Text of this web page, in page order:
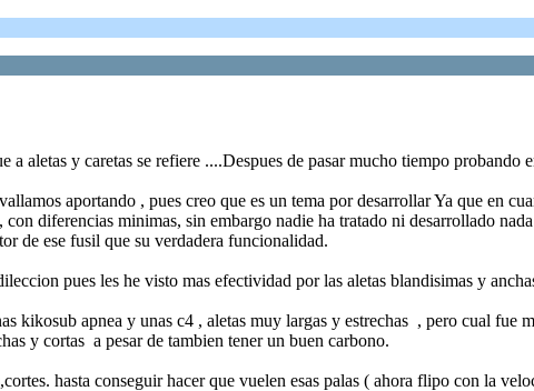
aletas y caretas se refiere ....Despues de pasar mucho tiempo
aportando , pues creo que es un tema por desarrollar Ya que en
diferencias minimas, sin embargo nadie ha tratado ni desarrollado
de ese fusil que su verdadera funcionalidad.
pues les he visto mas efectividad por las aletas blandisimas y
kikosub apnea y unas c4 , aletas muy largas y estrechas , pero cual fue
y cortas a pesar de tambien tener un buen carbono.
hasta conseguir hacer que vuelen esas palas ( ahora flipo con la